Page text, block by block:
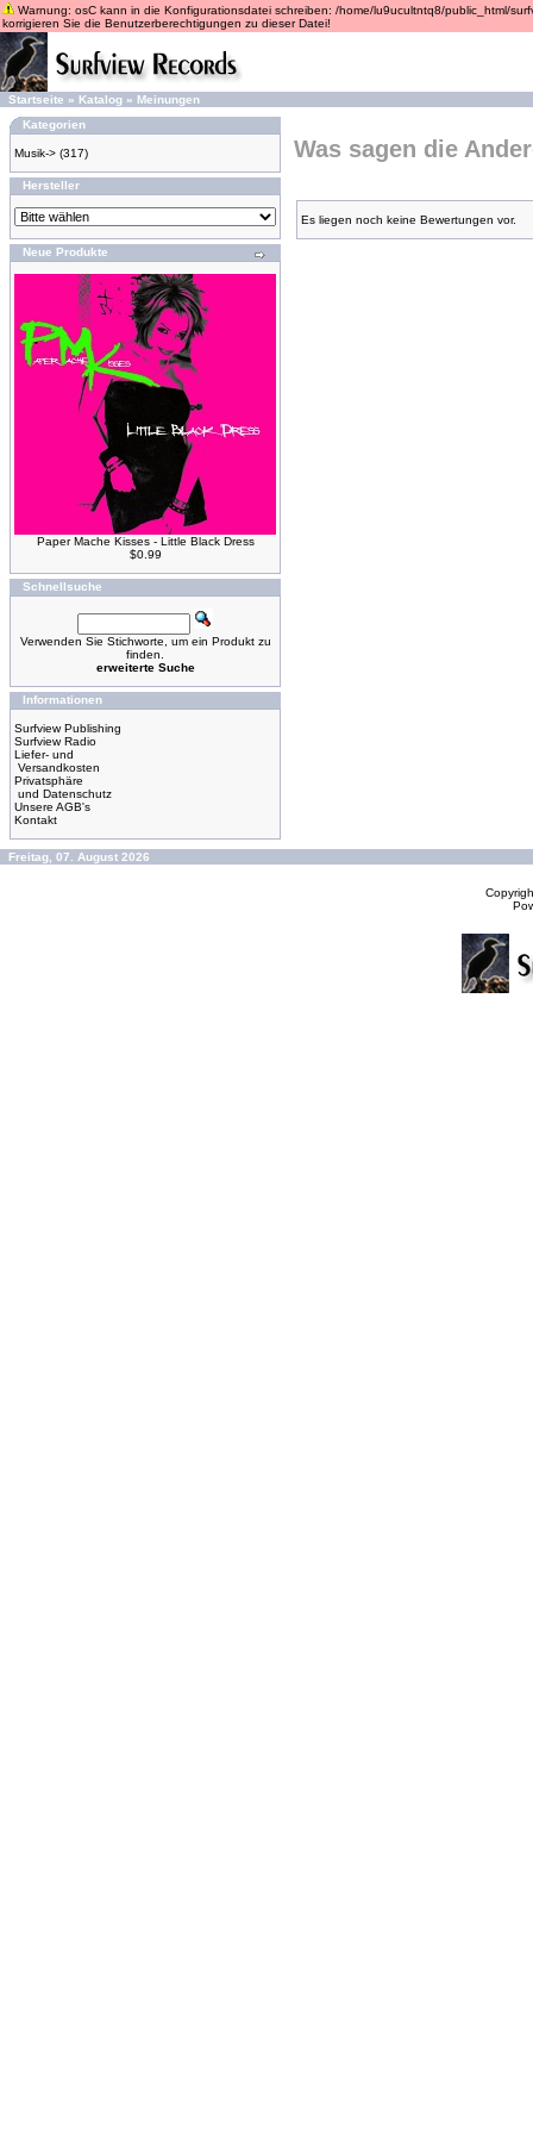
Warnung: osC kann in die Konfigurationsdatei schreiben: /home/lu9ucultntq8/public_html/
korrigieren Sie die Benutzerberechtigungen zu dieser Datei!
Startseite » Katalog » Meinungen
Kategorien
Musik-> (317)
Hersteller
Neue Produkte
Paper Mache Kisses - Little Black Dress
$0.99
Schnellsuche
Verwenden Sie Stichworte, um ein Produkt zu
finden.
erweiterte Suche
Informationen
Surfview Publishing
Surfview Radio
Liefer- und
Versandkosten
Privatsphäre
und Datenschutz
Unsere AGB's
Kontakt
Was sagen die
Es liegen noch keine Bewertungen vor.
Freitag, 07. August 2026